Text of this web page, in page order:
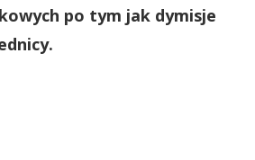
po tym jak dymisje